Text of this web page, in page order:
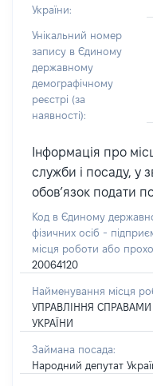
України:
Унікальний номер
запису в Єдиному
державному
демографічному
реєстрі (за
наявності):
Інформація про
служби і посаду, у
обов’язок подати
Код в Єдиному
фізичних осіб -
місця роботи або
20064120
Найменування місця
УПРАВЛІННЯ
УКРАЇНИ
Займана посада:
Народний депутат